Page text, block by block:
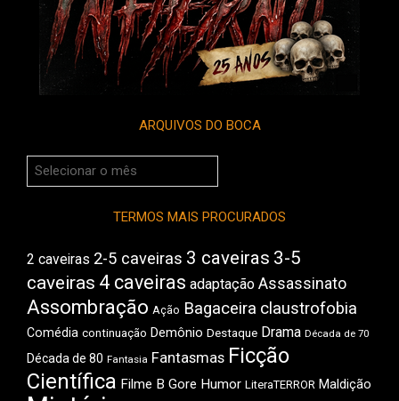
ARQUIVOS DO BOCA
Arquivos
do
TERMOS MAIS PROCURADOS
2 caveiras 2-5 caveiras 3 caveiras 3-5
caveiras 4 caveiras adaptação Assassinato
Assombração Ação Bagaceira claustrofobia
Comédia continuação Demônio Destaque Drama Década de 70
Década de 80 Fantasia Fantasmas Ficção
Científica Filme B Gore Humor LiteraTERROR Maldição